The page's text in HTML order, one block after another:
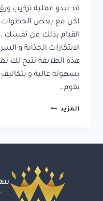
قد تبدو عملية تركيب
لكن مع بعض الخطوات
القيام بذلك من نفسك
الابتكارات الجذابة و
هذه الطريقة تتيح لك
بسهولة عالية و
نقوم…
المزيد تركيب
ورق
جدران
لاصق
بجدة